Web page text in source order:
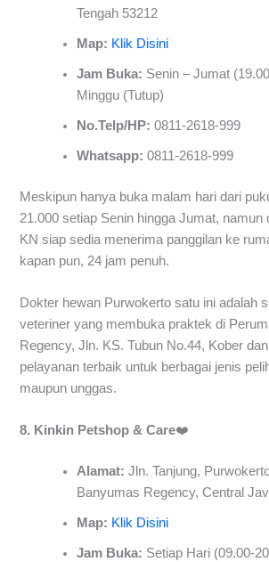
Tengah 53212
Map: Klik Disini
Jam Buka: Senin – Jumat
Minggu (Tutup)
No.Telp/HP: 0811-2618-999
Whatsapp:0811-2618-999
Meskipun hanya buka malam hari dari
21.000 setiap Senin hingga Jumat, namun
KN siap sedia menerima panggilan ke
kapan pun, 24 jam penuh.
Dokter hewan Purwokerto satu ini adalah
veteriner yang membuka praktek di
Regency, Jln. KS. Tubun No.44, Kober
pelayanan terbaik untuk berbagai jenis
maupun unggas.
8. Kinkin Petshop & Care❤️
Alamat: Jln. Tanjung,
Banyumas Regency, Central
Map: Klik Disini
Jam Buka: Setiap Hari (09.00-